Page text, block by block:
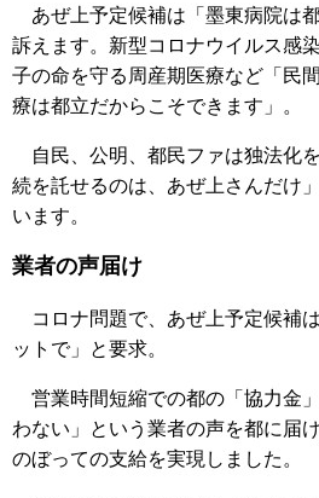
あぜ上予定候補は「墨東病院は
訴えます。新型コロナウイルス感
子の命を守る周産期医療など「民
療は都立だからこそできます」。
自民、公明、都民ファは独法化
続を託せるのは、あぜ上さんだけ
います。
業者の声届け
コロナ問題で、あぜ上予定候補
ットで」と要求。
営業時間短縮での都の「協力金
わない」という業者の声を都に届
のぼっての支給を実現しました。